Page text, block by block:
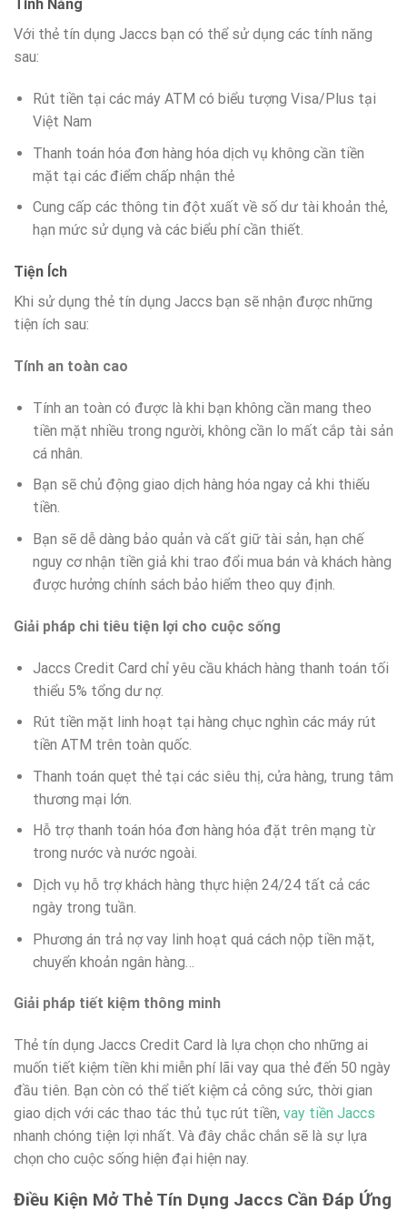
Tính Năng
Với thẻ tín dụng Jaccs bạn có thể sử dụng các tính năng
sau:
Rút tiền tại các máy ATM có biểu tượng Visa/Plus tại
Việt Nam
Thanh toán hóa đơn hàng hóa dịch vụ không cần tiền
mặt tại các điểm chấp nhận thẻ
Cung cấp các thông tin đột xuất về số dư tài khoản thẻ,
hạn mức sử dụng và các biểu phí cần thiết.
Tiện Ích
Khi sử dụng thẻ tín dụng Jaccs bạn sẽ nhận được những
tiện ích sau:
Tính an toàn cao
Tính an toàn có được là khi bạn không cần mang theo
tiền mặt nhiều trong người, không cần lo mất cắp tài sản
cá nhân.
Bạn sẽ chủ động giao dịch hàng hóa ngay cả khi thiếu
tiền.
Bạn sẽ dễ dàng bảo quản và cất giữ tài sản, hạn chế
nguy cơ nhận tiền giả khi trao đổi mua bán và khách hàng
được hưởng chính sách bảo hiểm theo quy định.
Giải pháp chi tiêu tiện lợi cho cuộc sống
Jaccs Credit Card chỉ yêu cầu khách hàng thanh toán tối
thiểu 5% tổng dư nợ.
Rút tiền mặt linh hoạt tại hàng chục nghìn các máy rút
tiền ATM trên toàn quốc.
Thanh toán quẹt thẻ tại các siêu thị, cửa hàng, trung tâm
thương mại lớn.
Hỗ trợ thanh toán hóa đơn hàng hóa đặt trên mạng từ
trong nước và nước ngoài.
Dịch vụ hỗ trợ khách hàng thực hiện 24/24 tất cả các
ngày trong tuần.
Phương án trả nợ vay linh hoạt quá cách nộp tiền mặt,
chuyển khoản ngân hàng…
Giải pháp tiết kiệm thông minh
Thẻ tín dụng Jaccs Credit Card là lựa chọn cho những ai
muốn tiết kiệm tiền khi miễn phí lãi vay qua thẻ đến 50 ngày
đầu tiên. Bạn còn có thể tiết kiệm cả công sức, thời gian
giao dịch với các thao tác thủ tục rút tiền, vay tiền Jaccs
nhanh chóng tiện lợi nhất. Và đây chắc chắn sẽ là sự lựa
chọn cho cuộc sống hiện đại hiện nay.
Điều Kiện Mở Thẻ Tín Dụng Jaccs Cần Đáp Ứng